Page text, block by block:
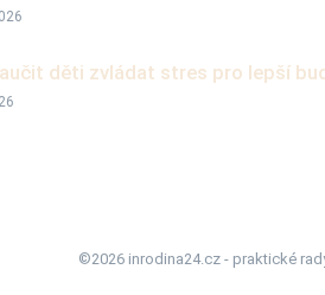
děti zvládat stres pro lepší
©2026 inrodina24.cz - praktické